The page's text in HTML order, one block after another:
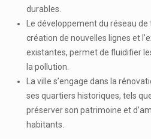
durables.
Le développement du réseau
création de nouvelles lignes et
existantes, permet de fluidifier
la pollution.
La ville s’engage dans la
ses quartiers historiques, tels
préserver son patrimoine et
habitants.